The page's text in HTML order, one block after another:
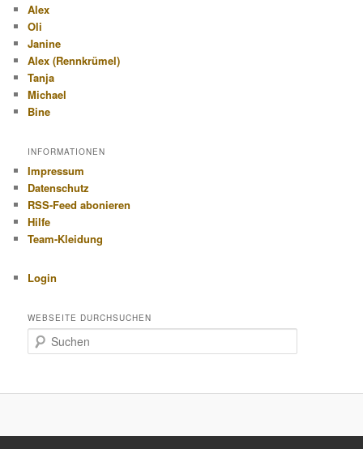
Alex
Oli
Janine
Alex (Rennkrümel)
Tanja
Michael
Bine
INFORMATIONEN
Impressum
Datenschutz
RSS-Feed abonieren
Hilfe
Team-Kleidung
Login
WEBSEITE DURCHSUCHEN
u
e